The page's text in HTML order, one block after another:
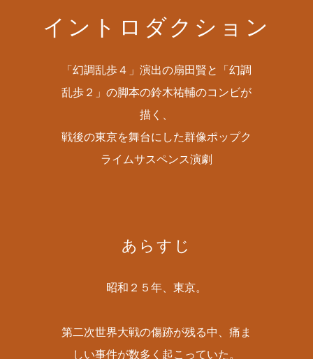
イントロダクション
「幻調乱歩４」演出の扇田賢と「幻調
乱歩２」の脚本の鈴木祐輔のコンビが
描く、
戦後の東京を舞台にした群像ポップク
ライムサスペンス演劇
あらすじ
昭和２５年、東京。
第二次世界大戦の傷跡が残る中、痛ま
しい事件が数多く起こっていた。